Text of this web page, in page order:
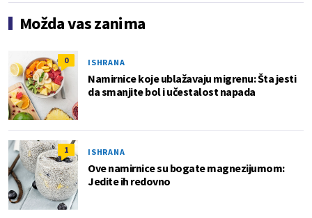
Možda vas zanima
0 ISHRANA
Namirnice koje ublažavaju migrenu: Šta jesti
da smanjite bol i učestalost napada
1 ISHRANA
Ove namirnice su bogate magnezijumom:
Jedite ih redovno